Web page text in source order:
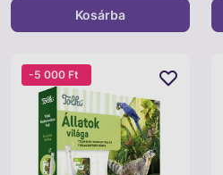
Kosárba
-5 000 Ft